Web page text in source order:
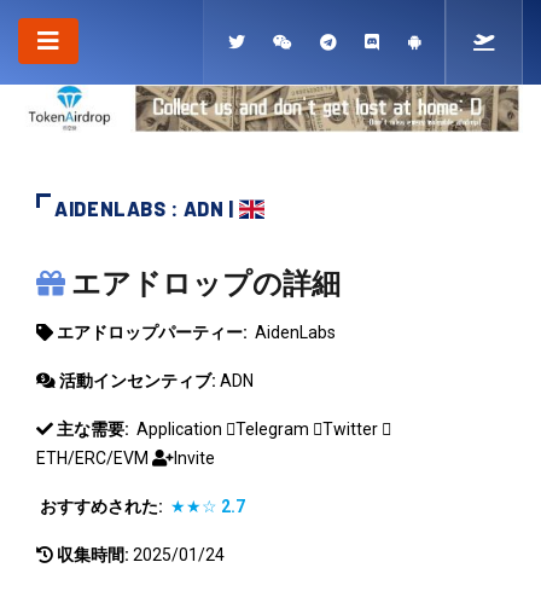
AIDENLABS : ADN |
AIDENLABS
エアドロップの詳細
エアドロップパーティー: AidenLabs
活動インセンティブ: ADN
主な需要: Application Telegram
Twitter
ETH/ERC/EVM
Invite
おすすめされた: ★★☆ 2.7
収集時間: 2025/01/24